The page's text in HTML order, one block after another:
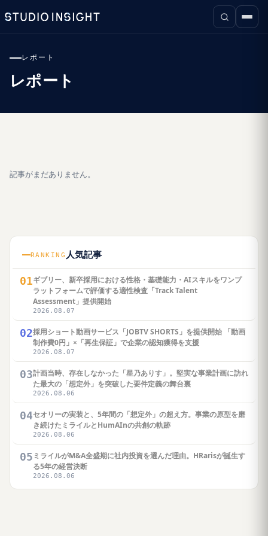
レポート
レポート
記事がまだありません。
RANKING 人気記事
01ギブリー、新卒採用における性格・基礎能力・AIスキルをワンプ
ラットフォームで評価する適性検査「Track Talent
Assessment」提供開始
2026.08.07
02採用ショート動画サービス「JOBTV SHORTS」を提供開始 「動画
制作費0円」×「再生保証」で企業の認知獲得を支援
2026.08.07
03計画当時、存在しなかった「星乃ありす」。堅実な事業計画に訪れ
た最大の「想定外」を突破した要件定義の舞台裏
2026.08.06
04セオリーの実装と、5年間の「想定外」の超え方。事業の原型を磨
き続けたミライルとHumAInの共創の軌跡
2026.08.06
05 ミライルがM&A全盛期に社内投資を選んだ理由。HRarisが誕生す
る5年の経営決断
2026.08.06